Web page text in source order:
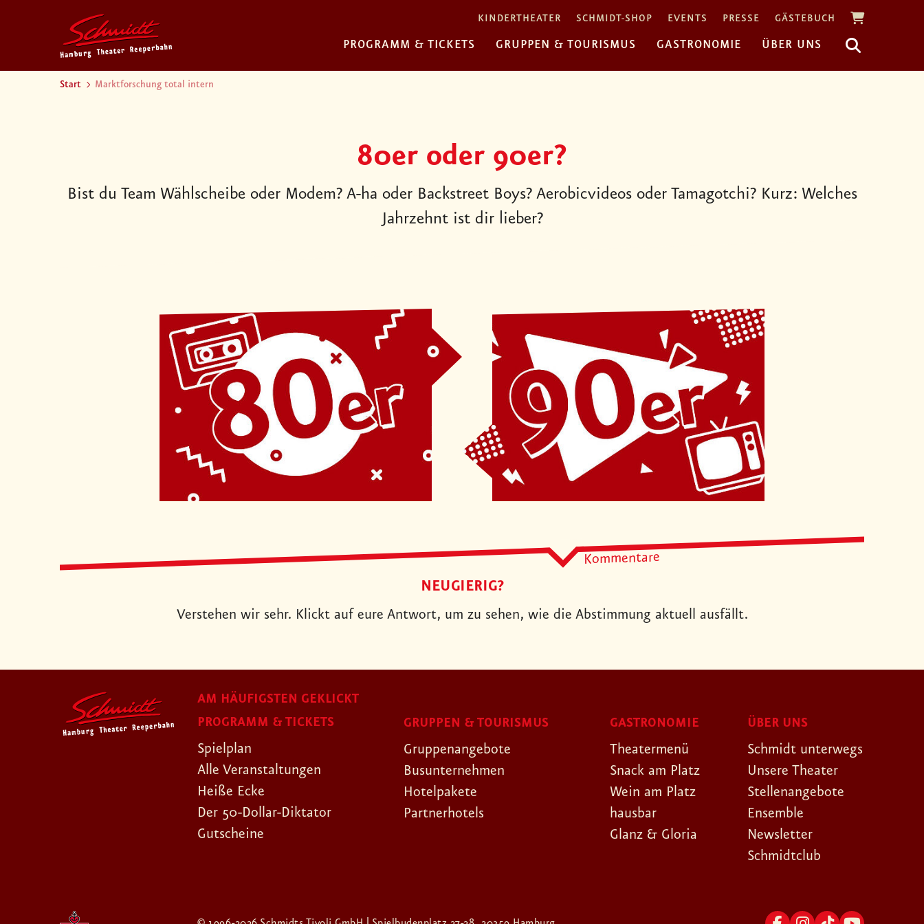
KINDERTHEATER SCHMIDT-SHOP EVENTS PRESSE GÄSTEBUCH
PROGRAMM & TICKETS GRUPPEN & TOURISMUS GASTRONOMIE ÜBER UNS
Start Marktforschung total intern
80er oder 90er?
Bist du Team Wählscheibe oder Modem? A-ha oder Backstreet Boys? Aerobicvideos oder Tamagotchi? Kurz: Welches
Jahrzehnt ist dir lieber?
Kommentare
NEUGIERIG?
Verstehen wir sehr. Klickt auf eure Antwort, um zu sehen, wie die Abstimmung aktuell ausfällt.
AM HÄUFIGSTEN GEKLICKT
PROGRAMM & TICKETS
Spielplan
Alle Veranstaltungen
Heiße Ecke
Der 50-Dollar-Diktator
Gutscheine
GRUPPEN & TOURISMUS
Gruppenangebote
Busunternehmen
Hotelpakete
Partnerhotels
GASTRONOMIE
Theatermenü
Snack am Platz
Wein am Platz
hausbar
Glanz & Gloria
ÜBER UNS
Schmidt unterwegs
Unsere Theater
Stellenangebote
Ensemble
Newsletter
Schmidtclub